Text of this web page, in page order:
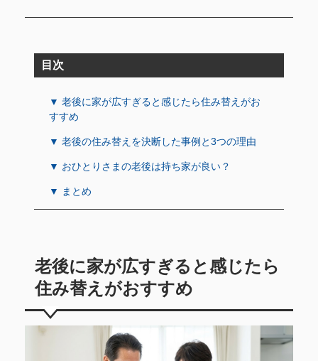
目次
▼ 老後に家が広すぎると感じたら住み替えがお
すすめ
▼ 老後の住み替えを決断した事例と3つの理由
▼ おひとりさまの老後は持ち家が良い？
▼ まとめ
老後に家が広すぎると感じたら
住み替えがおすすめ